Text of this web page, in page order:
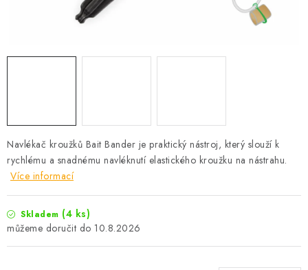
Lov s lodí
Navlékač kroužků Bait Bander je praktický nástroj, který slouží k
rychlému a snadnému navléknutí elastického kroužku na nástrahu.
Více informací
Skladem (4 ks)
10.8.2026